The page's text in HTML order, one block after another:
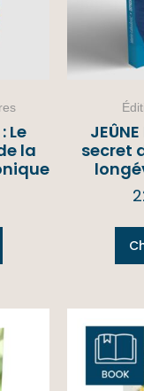
Le
la
secret